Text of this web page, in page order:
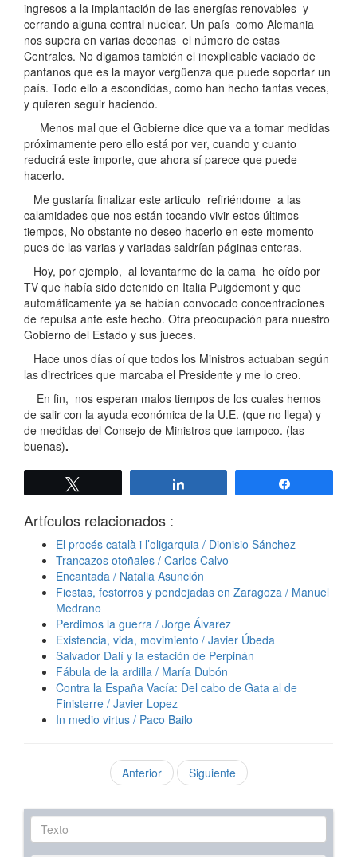
ingresos a la implantación de Ias energías renovables y
cerrando alguna central nuclear. Un país como Alemania
nos supera en varias decenas el número de estas
Centrales. No digamos también el inexplicable vaciado de
pantanos que es la mayor vergüenza que puede soportar un
país. Todo ello a escondidas, como han hecho tantas veces,
y quieren seguir haciendo.
Menos mal que el Gobierne dice que va a tomar medidas
próximamente pero ello está por ver, cuando y cuanto
reducirá este importe, que ahora sí parece que puede
hacerlo.
Me gustaría finalizar este articulo refiriéndome a las
calamidades que nos están tocando vivir estos últimos
tiempos, No obstante no deseo hacerlo en este momento
pues de las varias y variadas saldrían páginas enteras.
Hoy, por ejemplo, al levantarme de la cama he oído por
TV que había sido detenido en Italia Puigdemont y que
automáticamente ya se habían convocado concentraciones
de repulsa ante este hecho. Otra preocupación para nuestro
Gobierno del Estado y sus jueces.
Hace unos días oí que todos los Ministros actuaban según
las directrices que marcaba el Presidente y me lo creo.
En fin, nos esperan malos tiempos de los cuales hemos
de salir con la ayuda económica de la U.E. (que no llega) y
de medidas del Consejo de Ministros que tampoco. (las
buenas).
Artículos relacionados :
El procés català i l’oligarquia / Dionisio Sánchez
Trancazos otoñales / Carlos Calvo
Encantada / Natalia Asunción
Fiestas, festorros y pendejadas en Zaragoza / Manuel
Medrano
Perdimos la guerra / Jorge Álvarez
Existencia, vida, movimiento / Javier Úbeda
Salvador Dalí y la estación de Perpinán
Fábula de la ardilla / María Dubón
Contra la España Vacía: Del cabo de Gata al de
Finisterre / Javier Lopez
In medio virtus / Paco Bailo
Anterior Siguiente
Texto